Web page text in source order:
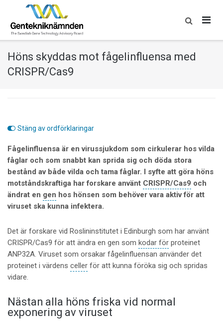
content
Höns skyddas mot fågelinfluensa med
CRISPR/Cas9
Stäng av ordförklaringar
Fågelinfluensa är en virussjukdom som cirkulerar hos vilda
fåglar och som snabbt kan sprida sig och döda stora
bestånd av både vilda och tama fåglar. I syfte att göra höns
motståndskraftiga har forskare använt CRISPR/Cas9 och
ändrat en gen hos hönsen som behöver vara aktiv för att
viruset ska kunna infektera.
Det är forskare vid Roslininstitutet i Edinburgh som har använt
CRISPR/Cas9 för att ändra en gen som kodar förproteinet
ANP32A. Viruset som orsakar fågelinfluensan använder det
proteinet i värdens cellerför att kunna föröka sig och spridas
vidare.
Nästan alla höns friska vid normal
exponering av viruset